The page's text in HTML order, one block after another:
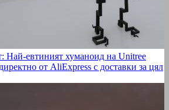
Най-евтиният хуманоид на Unitree
от AliExpress с доставки за цял